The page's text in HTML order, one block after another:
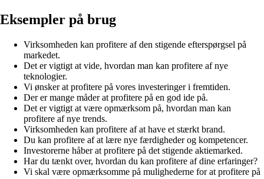
Eksempler på brug
Virksomheden kan profitere af den stigende efterspørgsel på
markedet.
Det er vigtigt at vide, hvordan man kan profitere af nye
teknologier.
Vi ønsker at profitere på vores investeringer i fremtiden.
Der er mange måder at profitere på en god ide på.
Det er vigtigt at være opmærksom på, hvordan man kan
profitere af nye trends.
Virksomheden kan profitere af at have et stærkt brand.
Du kan profitere af at lære nye færdigheder og kompetencer.
Investorerne håber at profitere på det stigende aktiemarked.
Har du tænkt over, hvordan du kan profitere af dine erfaringer?
Vi skal være opmærksomme på mulighederne for at profitere på